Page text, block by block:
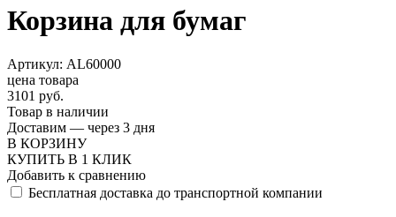
Корзина для бумаг
Артикул: AL60000
цена товара
3101 руб.
Товар в наличии
Доставим — через 3 дня
В КОРЗИНУ
КУПИТЬ В 1 КЛИК
Добавить к сравнению
Бесплатная доставка до транспортной компании